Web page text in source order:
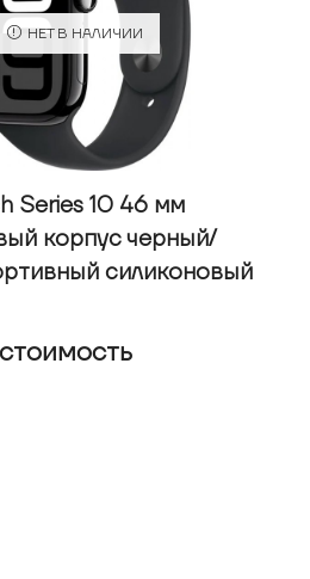
НЕТ В НАЛИЧИИ
Series 10 46 мм
корпус черный/
силиконовый